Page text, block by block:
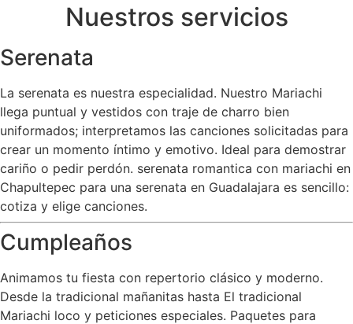
Nuestros servicios
Serenata
La serenata es nuestra especialidad. Nuestro Mariachi
llega puntual y vestidos con traje de charro bien
uniformados; interpretamos las canciones solicitadas para
crear un momento íntimo y emotivo. Ideal para demostrar
cariño o pedir perdón. serenata romantica con mariachi en
Chapultepec para una serenata en Guadalajara es sencillo:
cotiza y elige canciones.
Cumpleaños
Animamos tu fiesta con repertorio clásico y moderno.
Desde la tradicional mañanitas hasta El tradicional
Mariachi loco y peticiones especiales. Paquetes para